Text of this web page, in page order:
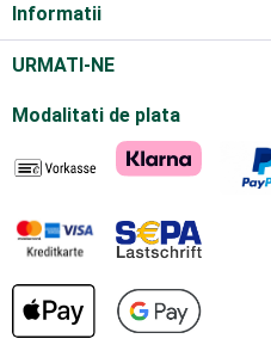
Informatii
URMATI-NE
Modalitati de plata